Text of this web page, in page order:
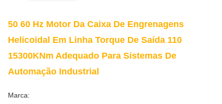
50 60 Hz Motor Da Caixa De Engrenagens
Helicoidal Em Linha Torque De Saída 110
15300KNm Adequado Para Sistemas De
Automação Industrial
Marca: